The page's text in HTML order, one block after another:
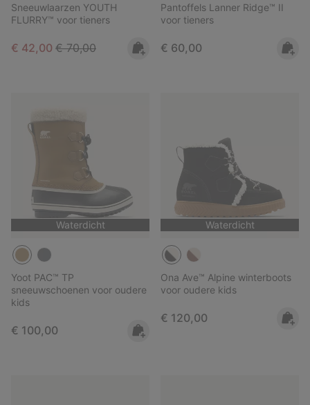
Sneeuwlaarzen YOUTH
FLURRY™ voor tieners
Sale price:
€ 42,00 Regular price:
€ 70,00
Pantoffels Lanner Ridge™ II
voor tieners
Regular price:
€ 60,00
Waterdicht
Yoot PAC™ TP
sneeuwschoenen voor oudere
kids
Regular price:
€ 100,00
Waterdicht
Ona Ave™ Alpine winterboots
voor oudere kids
Regular price:
€ 120,00